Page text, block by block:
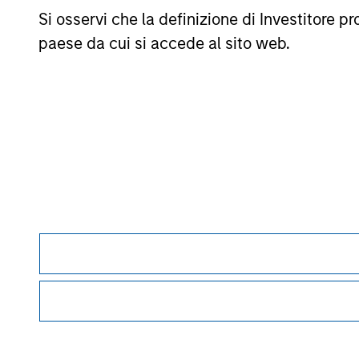
Si osservi che la definizione di Investitore
paese da cui si accede al sito web.
mesi di rendimenti totali, il 60% del rating a cinque anni/
anni/20% del rating a tre anni per almeno 120 mesi di
tale periodo, in realtà l’effetto maggiore viene esercitato
Morgan